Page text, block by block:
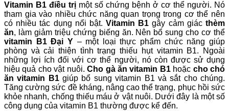
Vitamin B1 điều trị một số chứng bệnh ở cơ thể người. Nó
tham gia vào nhiều chức năng quan trọng trong cơ thể nên
có nhiều tác dụng nổi bật.Vitamin B1gây cảm giácthèm
ăn, làm giảm triệu chứng biếng ăn. Nên bổ sung cho cơ thể
vitamin B1 Đại Y– một loại thực phẩm chức năng giúp
phòng và cải thiện tình trạng thiếu hụt vitamin B1. Ngoài
những lợi ích đối với cơ thể người, nó còn được sử dụng
hiệu quả cho vật nuôi.Cho gà ăn vitamin B1hoặc cho chó
ăn vitamin B1giúp bổ sung vitamin B1 và sắt cho chúng.
Tăng cường sức đề kháng, nâng cao thể trạng, phục hồi sức
khỏe nhanh, chống thiếu máu ở vật nuôi. Dưới đây là một số
công dụng của vitamin B1 thường được kể đến.